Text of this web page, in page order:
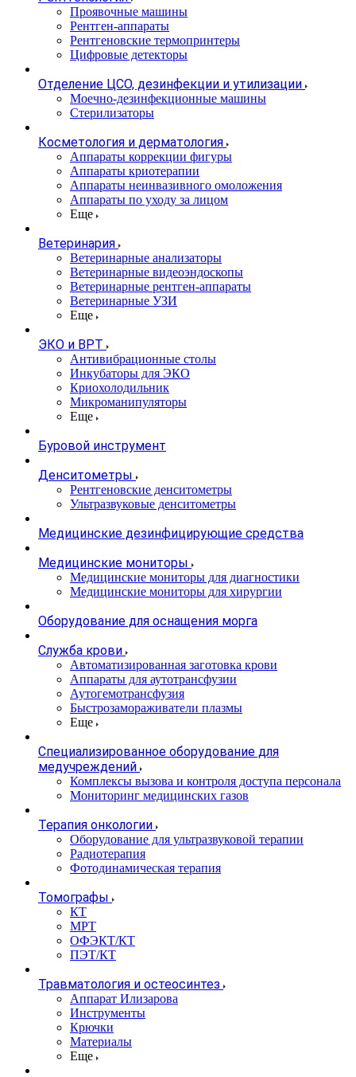
Проявочные машины
Рентген-аппараты
Рентгеновские термопринтеры
Цифровые детекторы
Отделение ЦСО, дезинфекции и утилизации
Моечно-дезинфекционные машины
Стерилизаторы
Косметология и дерматология
Аппараты коррекции фигуры
Аппараты криотерапии
Аппараты неинвазивного омоложения
Аппараты по уходу за лицом
Еще
Ветеринария
Ветеринарные анализаторы
Ветеринарные видеоэндоскопы
Ветеринарные рентген-аппараты
Ветеринарные УЗИ
Еще
ЭКО и ВРТ
Антивибрационные столы
Инкубаторы для ЭКО
Криохолодильник
Микроманипуляторы
Еще
Буровой инструмент
Денситометры
Рентгеновские денситометры
Ультразвуковые денситометры
Медицинские дезинфицирующие средства
Медицинские мониторы
Медицинские мониторы для диагностики
Медицинские мониторы для хирургии
Оборудование для оснащения морга
Служба крови
Автоматизированная заготовка крови
Аппараты для аутотрансфузии
Аутогемотрансфузия
Быстрозамораживатели плазмы
Еще
Специализированное оборудование для
медучреждений
Комплексы вызова и контроля доступа персонала
Мониторинг медицинских газов
Терапия онкологии
Оборудование для ультразвуковой терапии
Радиотерапия
Фотодинамическая терапия
Томографы
КТ
МРТ
ОФЭКТ/КТ
ПЭТ/КТ
Травматология и остеосинтез
Аппарат Илизарова
Инструменты
Крючки
Материалы
Еще